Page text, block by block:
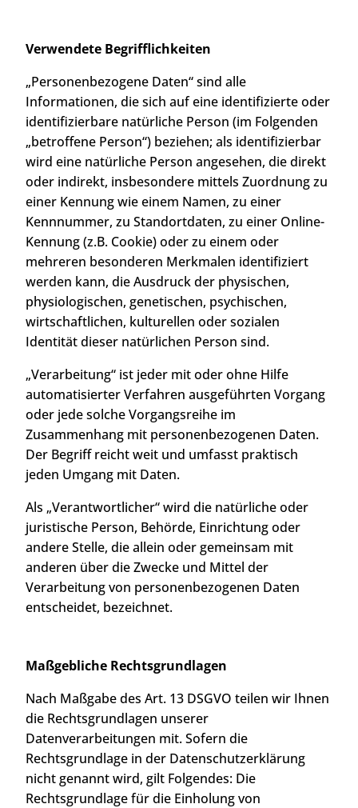
Verwendete Begrifflichkeiten
„Personenbezogene Daten“ sind alle
Informationen, die sich auf eine identifizierte oder
identifizierbare natürliche Person (im Folgenden
„betroffene Person“) beziehen; als identifizierbar
wird eine natürliche Person angesehen, die direkt
oder indirekt, insbesondere mittels Zuordnung zu
einer Kennung wie einem Namen, zu einer
Kennnummer, zu Standortdaten, zu einer Online-
Kennung (z.B. Cookie) oder zu einem oder
mehreren besonderen Merkmalen identifiziert
werden kann, die Ausdruck der physischen,
physiologischen, genetischen, psychischen,
wirtschaftlichen, kulturellen oder sozialen
Identität dieser natürlichen Person sind.
„Verarbeitung“ ist jeder mit oder ohne Hilfe
automatisierter Verfahren ausgeführten Vorgang
oder jede solche Vorgangsreihe im
Zusammenhang mit personenbezogenen Daten.
Der Begriff reicht weit und umfasst praktisch
jeden Umgang mit Daten.
Als „Verantwortlicher“ wird die natürliche oder
juristische Person, Behörde, Einrichtung oder
andere Stelle, die allein oder gemeinsam mit
anderen über die Zwecke und Mittel der
Verarbeitung von personenbezogenen Daten
entscheidet, bezeichnet.
Maßgebliche Rechtsgrundlagen
Nach Maßgabe des Art. 13 DSGVO teilen wir Ihnen
die Rechtsgrundlagen unserer
Datenverarbeitungen mit. Sofern die
Rechtsgrundlage in der Datenschutzerklärung
nicht genannt wird, gilt Folgendes: Die
Rechtsgrundlage für die Einholung von